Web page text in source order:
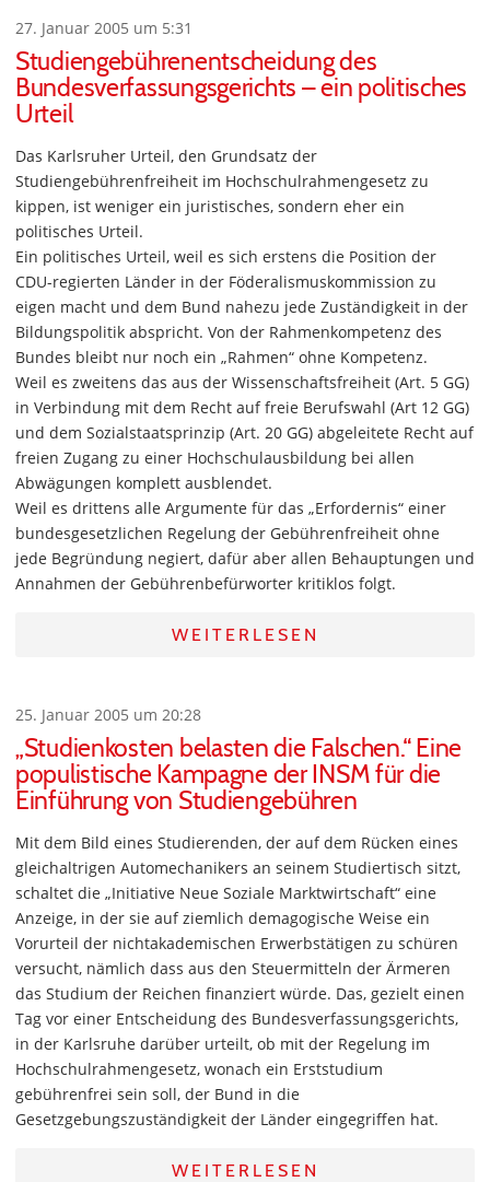
27. Januar 2005 um 5:31
Studiengebührenentscheidung des
Bundesverfassungsgerichts – ein politisches
Urteil
Das Karlsruher Urteil, den Grundsatz der
Studiengebührenfreiheit im Hochschulrahmengesetz zu
kippen, ist weniger ein juristisches, sondern eher ein
politisches Urteil.
Ein politisches Urteil, weil es sich erstens die Position der
CDU-regierten Länder in der Föderalismuskommission zu
eigen macht und dem Bund nahezu jede Zuständigkeit in der
Bildungspolitik abspricht. Von der Rahmenkompetenz des
Bundes bleibt nur noch ein „Rahmen“ ohne Kompetenz.
Weil es zweitens das aus der Wissenschaftsfreiheit (Art. 5 GG)
in Verbindung mit dem Recht auf freie Berufswahl (Art 12 GG)
und dem Sozialstaatsprinzip (Art. 20 GG) abgeleitete Recht auf
freien Zugang zu einer Hochschulausbildung bei allen
Abwägungen komplett ausblendet.
Weil es drittens alle Argumente für das „Erfordernis“ einer
bundesgesetzlichen Regelung der Gebührenfreiheit ohne
jede Begründung negiert, dafür aber allen Behauptungen und
Annahmen der Gebührenbefürworter kritiklos folgt.
WEITERLESEN
25. Januar 2005 um 20:28
„Studienkosten belasten die Falschen.“ Eine
populistische Kampagne der INSM für die
Einführung von Studiengebühren
Mit dem Bild eines Studierenden, der auf dem Rücken eines
gleichaltrigen Automechanikers an seinem Studiertisch sitzt,
schaltet die „Initiative Neue Soziale Marktwirtschaft“ eine
Anzeige, in der sie auf ziemlich demagogische Weise ein
Vorurteil der nichtakademischen Erwerbstätigen zu schüren
versucht, nämlich dass aus den Steuermitteln der Ärmeren
das Studium der Reichen finanziert würde. Das, gezielt einen
Tag vor einer Entscheidung des Bundesverfassungsgerichts,
in der Karlsruhe darüber urteilt, ob mit der Regelung im
Hochschulrahmengesetz, wonach ein Erststudium
gebührenfrei sein soll, der Bund in die
Gesetzgebungszuständigkeit der Länder eingegriffen hat.
WEITERLESEN